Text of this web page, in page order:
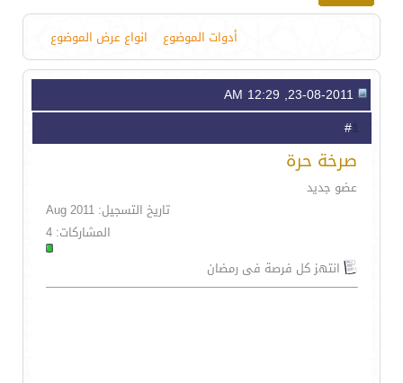
أدوات الموضوع انواع عرض الموضوع
1
صرخة حرة
عضو جديد
تاريخ التسجيل: Aug 2011
المشاركات: 4
انتهز كل فرصة فى رمضان